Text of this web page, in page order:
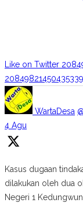
Like on Twitter
WartaDesa
4 Agu
Kasus dugaan
dilakukan oleh dua
Negeri 1